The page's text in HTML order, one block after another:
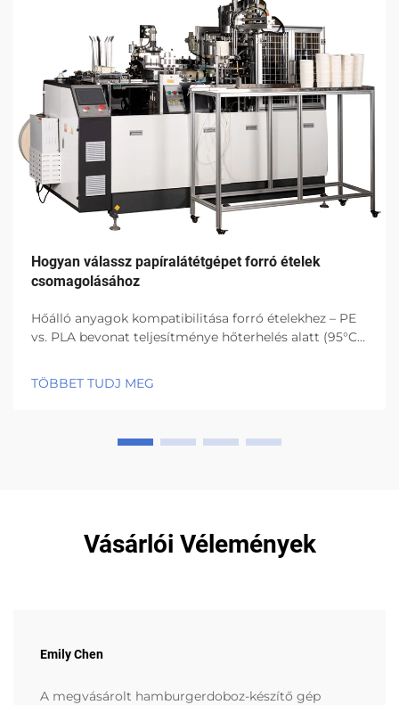
Hogyan válassz papíralátétgépet forró ételek
csomagolásához
Hőálló anyagok kompatibilitása forró ételekhez – PE
vs. PLA bevonat teljesítménye hőterhelés alatt (95°C
maradnak, és nedvességet is kizárnak akkor is, ha a
hőmérséklet 95 fok Celsius felett marad, ami lehetővé
TÖBBET TUDJ MEG
Vásárlói Vélemények
Emily Chen
A megvásárolt hamburgerdoboz-készítő gép